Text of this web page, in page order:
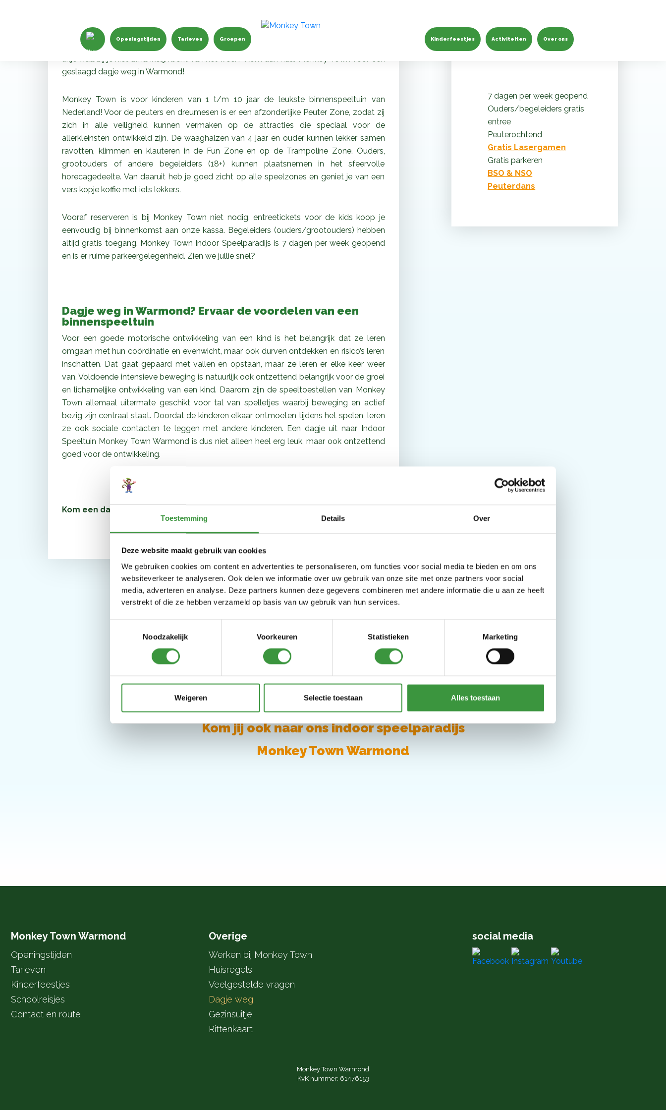
Toestemming Details Over
Deze website maakt gebruik van cookies
We gebruiken cookies om content en advertenties te personaliseren, om functies voor social media te bieden en om ons
websiteverkeer te analyseren. Ook delen we informatie over uw gebruik van onze site met onze partners voor social
media, adverteren en analyse. Deze partners kunnen deze gegevens combineren met andere informatie die u aan ze heeft
verstrekt of die ze hebben verzameld op basis van uw gebruik van hun services.
Noodzakelijk
Voorkeuren Statistieken Marketing
Weigeren Selectie toestaan Alles toestaan
Openingstijden Tarieven Groepen Kinderfeestjes Activiteiten Over ons
Monkey Town
Ben je op zoek naar een leuk dagje weg met kinderen of kleinkinderen? Een betaalbaar
uitje waarbij je niet afhankelijk bent van het weer? Kom dan naar Monkey Town voor een
geslaagd dagje weg in Warmond!
Monkey Town is voor kinderen van 1 t/m 10 jaar de leukste binnenspeeltuin van
Nederland! Voor de peuters en dreumesen is er een afzonderlijke Peuter Zone, zodat zij
zich in alle veiligheid kunnen vermaken op de attracties die speciaal voor de
allerkleinsten ontwikkeld zijn. De waaghalzen van 4 jaar en ouder kunnen lekker samen
ravotten, klimmen en klauteren in de Fun Zone en op de Trampoline Zone. Ouders,
grootouders of andere begeleiders (18+) kunnen plaatsnemen in het sfeervolle
horecagedeelte. Van daaruit heb je goed zicht op alle speelzones en geniet je van een
vers kopje koffie met iets lekkers.
Vooraf reserveren is bij Monkey Town niet nodig, entreetickets voor de kids koop je
eenvoudig bij binnenkomst aan onze kassa. Begeleiders (ouders/grootouders) hebben
altijd gratis toegang. Monkey Town Indoor Speelparadijs is 7 dagen per week geopend
en is er ruime parkeergelegenheid. Zien we jullie snel?
Dagje weg in Warmond? Ervaar de voordelen van een
binnenspeeltuin
Voor een goede motorische ontwikkeling van een kind is het belangrijk dat ze leren
omgaan met hun coördinatie en evenwicht, maar ook durven ontdekken en risico’s leren
inschatten. Dat gaat gepaard met vallen en opstaan, maar ze leren er elke keer weer
van. Voldoende intensieve beweging is natuurlijk ook ontzettend belangrijk voor de groei
en lichamelijke ontwikkeling van een kind. Daarom zijn de speeltoestellen van Monkey
Town allemaal uitermate geschikt voor tal van spelletjes waarbij beweging en actief
bezig zijn centraal staat. Doordat de kinderen elkaar ontmoeten tijdens het spelen, leren
ze ook sociale contacten te leggen met andere kinderen. Een dagje uit naar Indoor
Speeltuin Monkey Town Warmond is dus niet alleen heel erg leuk, maar ook ontzettend
goed voor de ontwikkeling.
Kom een dagje spelen in onze binnenspeeltuin in Warmond!
leukste speeltuin is
7 dagen per week geopend
Ouders/begeleiders gratis
entree
Peuterochtend
Gratis Lasergamen
Gratis parkeren
BSO & NSO
Peuterdans
Monkey Town
Kom jij ook naar ons indoor speelparadijs
Monkey Town Warmond
Monkey Town Warmond
Openingstijden
Tarieven
Kinderfeestjes
Schoolreisjes
Contact en route
Overige
Werken bij Monkey Town
Huisregels
Veelgestelde vragen
Dagje weg
Gezinsuitje
Rittenkaart
social media
Monkey Town Warmond
KvK nummer: 61476153